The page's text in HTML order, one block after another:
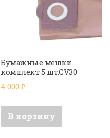
Бумажные мешки
комплект 5 шт.CV30
4 000₽
В корзину